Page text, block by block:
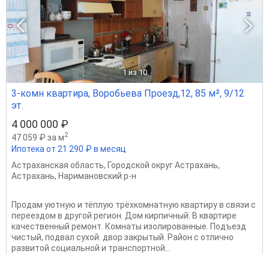
1 из 10
3-комн квартира, Воробьева Проезд,12, 85 м², 9/12
эт.
4 000 000 ₽
47 059 ₽ за м2
Ипотека от 21 290 ₽ в месяц
Астраханская область, Городской округ Астрахань,
Астрахань, Наримановский р-н
Продам уютную и тёплую трёхкомнатную квартиру в связи с
переездом в другой регион. Дом кирпичный. В квартире
качественный ремонт. Комнаты изолированные. Подъезд
чистый, подвал сухой. двор закрытый. Район с отлично
развитой социальной и транспортной...